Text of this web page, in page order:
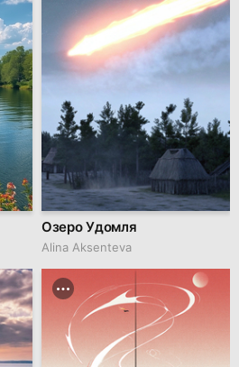
Озеро Удомля
Alina Aksenteva